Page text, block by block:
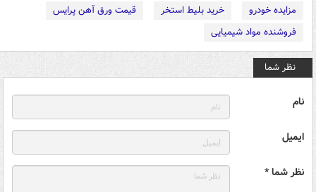
مزایده خودرو
خرید بلیط استخر
قیمت ورق آهن پرایس
فروشنده مواد شیمیایی
نظر شما
نام
ایمیل
نظر شما *